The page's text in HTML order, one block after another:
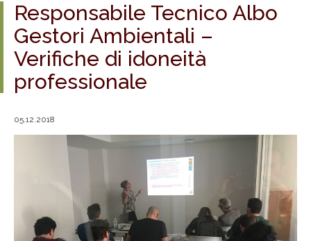
Responsabile Tecnico Albo
Gestori Ambientali –
Verifiche di idoneità
professionale
05.12.2018